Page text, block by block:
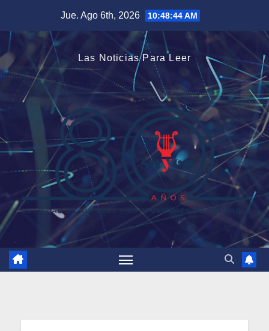
contenido
Jue. Ago 6th, 2026 10:48:44 AM
Las Noticias Para Leer